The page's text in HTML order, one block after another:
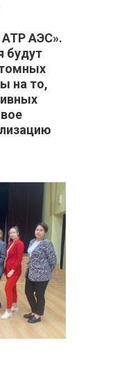
АЭС».
будут
на то,